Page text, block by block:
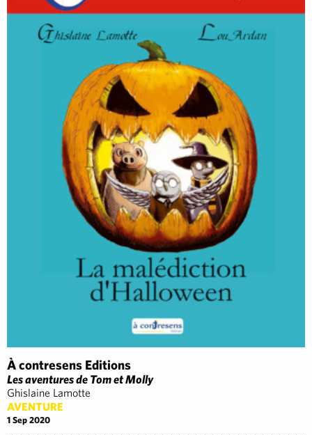
À contresens Editions
Les aventures de Tom et Molly
Ghislaine Lamotte
AVENTURE
1 Sep 2020